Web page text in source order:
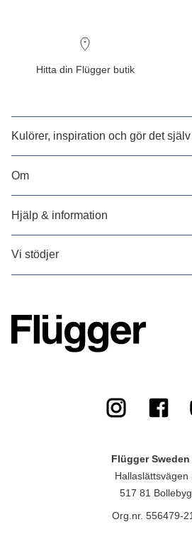
Hitta din Flügger butik
Kulörer, inspiration och gör det själv
Om
Hjälp & information
Vi stödjer
Flügger Sweden
Hallaslättsvägen
517 81
Org.nr. 556479-